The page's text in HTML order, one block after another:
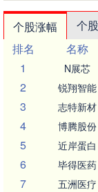
个股涨幅 个
排名
名称
1
N展芯
2 锐翔智能
3 志特新材
4 博腾股份
5 近岸蛋白
6 毕得医药
7 五洲医疗